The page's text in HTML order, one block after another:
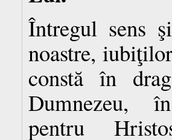
Întregul sens
noastre,
constă în
Dumnezeu,
pentru